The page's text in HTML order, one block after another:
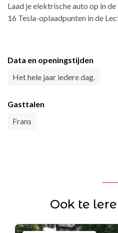
Laad je elektrische auto op in
16 Tesla-oplaadpunten in de
Data en openingstijden
Het hele jaar iedere dag.
Gasttalen
Frans
Ook te